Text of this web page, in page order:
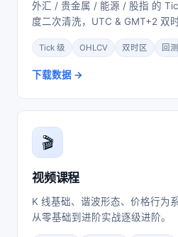
外汇 / 贵金属 / 能源 / 股指 的
度二次清洗，UTC & GMT+2 双
Tick 级 OHLCV 双时区 回测
下载数据
🎬
视频课程
K 线基础、谐波形态、价格行为
从零基础到进阶实战逐级进阶。